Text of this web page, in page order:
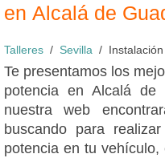
en Alcalá de
Talleres Sevilla
Te presentamos los
potencia en Alcalá de
nuestra web
buscando para
potencia en tu